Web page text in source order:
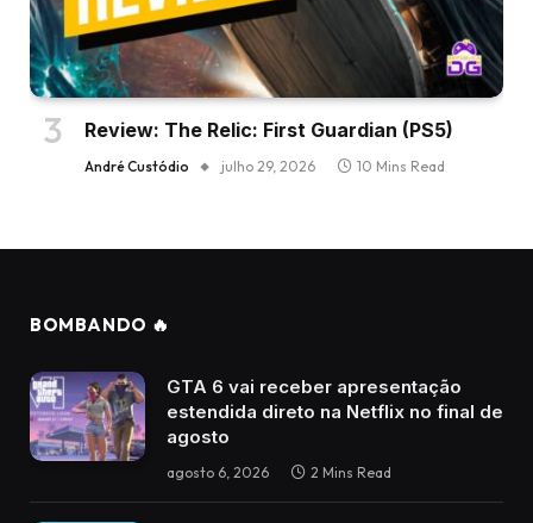
Review: The Relic: First Guardian (PS5)
André Custódio julho 29, 2026 10 Mins Read
BOMBANDO 🔥
GTA 6 vai receber apresentação
estendida direto na Netflix no final de
agosto
agosto 6, 2026 2 Mins Read